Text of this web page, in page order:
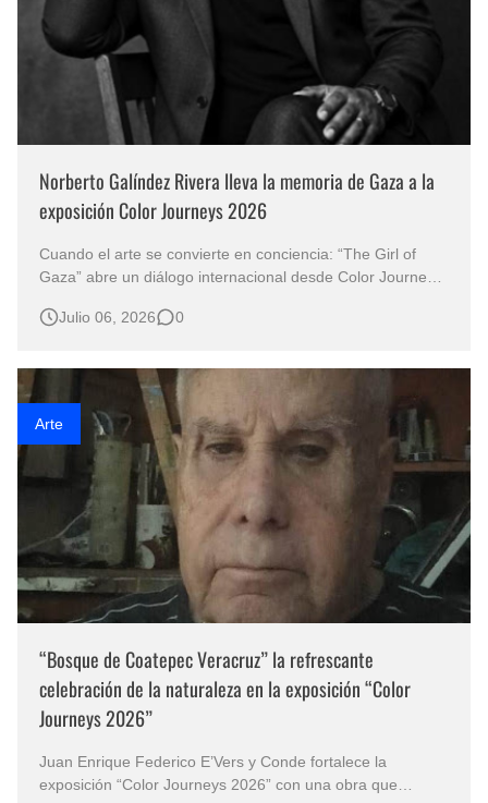
Norberto Galíndez Rivera lleva la memoria de Gaza a la
exposición Color Journeys 2026
Cuando el arte se convierte en conciencia: “The Girl of
Gaza” abre un diálogo internacional desde Color Journeys
Galíndez Rivera junto a artistas internacionales en India,
represent…
Julio 06, 2026 0
Arte
“Bosque de Coatepec Veracruz” la refrescante
celebración de la naturaleza en la exposición “Color
Journeys 2026”
Juan Enrique Federico E’Vers y Conde fortalece la
exposición “Color Journeys 2026” con una obra que